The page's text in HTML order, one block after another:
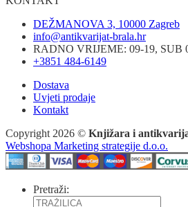
DEŽMANOVA 3, 10000 Zagreb
info@antikvarijat-brala.hr
RADNO VRIJEME: 09-19, SUB
+3851 484-6149
Dostava
Uvjeti prodaje
Kontakt
Copyright 2026 © Knjižara i
Webshopa Marketing strategije d.o.o.
Pretraži: